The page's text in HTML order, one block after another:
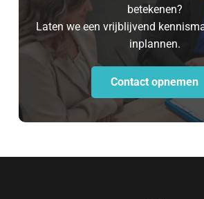
betekenen?
Laten we een vrijblijvend
inplannen.
Contact opnemen